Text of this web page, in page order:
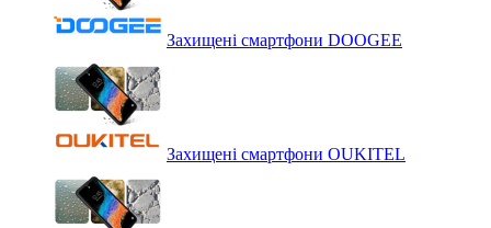
Захищені смартфони DOOGEE
Захищені смартфони OUKITEL